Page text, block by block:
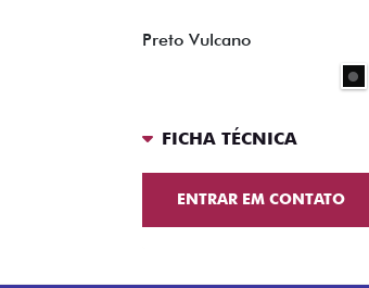
Preto Vulcano
FICHA TÉCNICA
ENTRAR EM CONTATO